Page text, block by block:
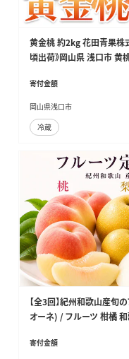
黄金桃 約2kg 花田青果株
頃出荷》岡山県 浅口市 黄
_13500_2kg---
寄付金額
岡山県浅口市
冷蔵
【全3回】紀州和歌山産旬
オーネ) / フルーツ 柑橘
4】
寄付金額